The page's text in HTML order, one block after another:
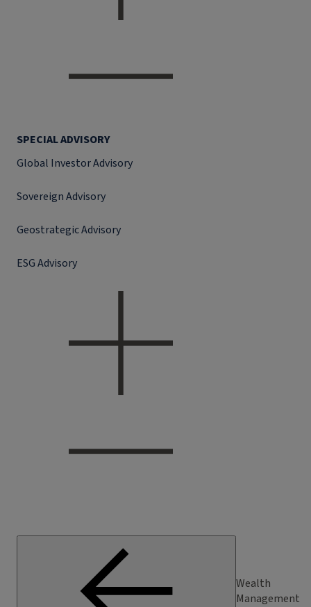
SPECIAL ADVISORY
Global Investor Advisory
Sovereign Advisory
Geostrategic Advisory
ESG Advisory
Wealth
Management